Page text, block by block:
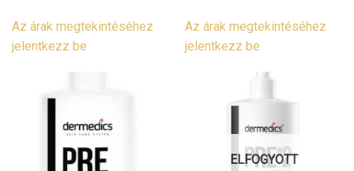
Az árak megtekintéséhez
jelentkezz be
Az árak megtekintéséhez
jelentkezz be
ELFOGYOTT